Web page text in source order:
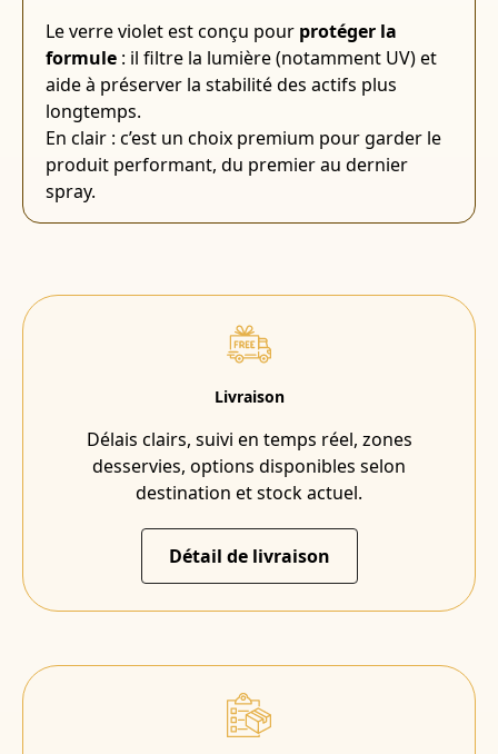
Le verre violet est conçu pour protéger la
formule : il filtre la lumière (notamment UV) et
aide à préserver la stabilité des actifs plus
longtemps.
En clair : c’est un choix premium pour garder le
produit performant, du premier au dernier
spray.
Livraison
Délais clairs, suivi en temps réel, zones
desservies, options disponibles selon
destination et stock actuel.
Détail de livraison